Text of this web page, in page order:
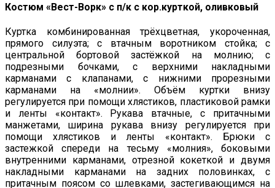
Костюм «Вест-Ворк» с п/к с кор.курткой, оливковый
Куртка комбинированная трёхцветная, укороченная,
прямого силуэта; с втачным воротником стойка; с
центральной бортовой застёжкой на молнию; с
подрезными бочками, с верхними накладными
карманами с клапанами, с нижними прорезными
карманами на «молнии». Объём куртки внизу
регулируется при помощи хлястиков, пластиковой рамки
и ленты «контакт». Рукава втачные, с притачными
манжетами, ширина рукава внизу регулируется при
помощи хлястиков и ленты «контакт». Брюки с
застежкой спереди на тесьму «молния», боковыми
внутренними карманами, отрезной кокеткой и двумя
накладными карманами на задних половинках, с
притачным поясом со шлевками, застегивающимся на